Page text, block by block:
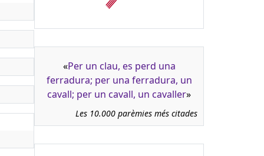
«Per un clau, es perd una
ferradura; per una ferradura, un
cavall; per un cavall, un cavaller»
Les 10.000 parèmies més citades